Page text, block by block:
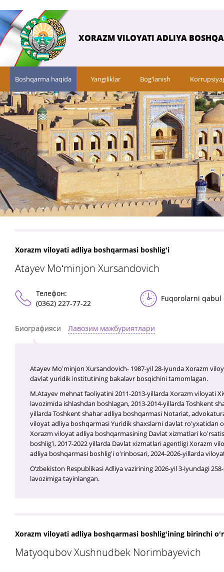
XORAZM VILOYATI ADLIYA
Boshqarma haqida Yangiliklar Bog'lanish
Xorazm viloyati adliya boshqarmasi boshlig'i
Atayev Moʻminjon Xursandovich
Телефон:
(0362) 227-77-22
Fuqorolarni qabul
Биографияси Лавозим мажбуриятлари
Atayev Moʻminjon Xursandovich- 1987-yil 28-iyunda Xorazm
davlat yuridik institutining bakalavr bosqichini tamomlagan.
M.Atayev mehnat faoliyatini 2011-2013-yillarda Xorazm viloyati
lavozimida ishlashdan boshlagan, 2013-2014-yillarda Toshkent
yillarda Toshkent shahar adliya boshqarmasi Notariat,
viloyat adliya boshqarmasi Yuridik shaxslarni davlat roʻyxatidan
Xorazm viloyat adliya boshqarmasining Davlat xizmatlari
boshligʻi, 2017-2022 yillarda Davlat xizmatlari agentligi Xorazm
adliya boshqarmasi boshligʻi oʻrinbosari, 2024-2026-yillarda
O‘zbekiston Respublikasi Adliya vazirining 2026-yil 3-iyundagi
lavozimiga tayinlangan.
Xorazm viloyati adliya boshqarmasi boshligʻining birinchi
Matyoqubov Xushnudbek Norimbayevich